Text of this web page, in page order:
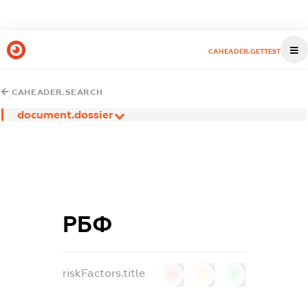
CAHEADER.GETTEST
CAHEADER.SEARCH
document.dossier
РБФ
riskFactors.title